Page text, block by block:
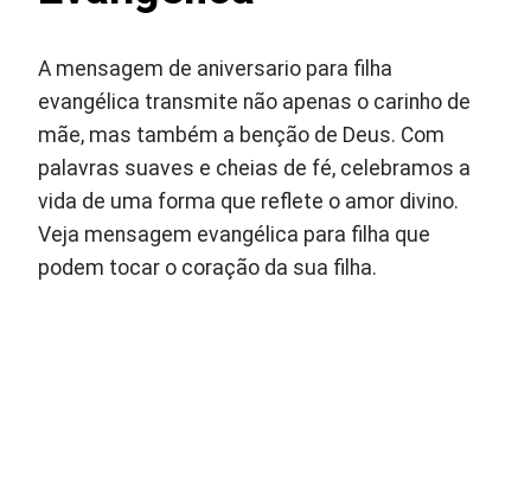
A mensagem de aniversario para filha
evangélica transmite não apenas o carinho de
mãe, mas também a benção de Deus. Com
palavras suaves e cheias de fé, celebramos a
vida de uma forma que reflete o amor divino.
Veja mensagem evangélica para filha que
podem tocar o coração da sua filha.